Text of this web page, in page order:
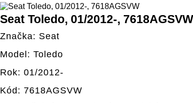
Seat Toledo, 01/2012-, 7618AGSVW
Značka: Seat
Model: Toledo
Rok: 01/2012-
Kód: 7618AGSVW